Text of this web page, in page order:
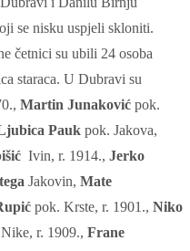
se nisku uspjeli skloniti.
četnici su ubili 24osoba
staraca. U Dubravi su
, Martin Junakovićpok.
Paukpok. Jakova,
Ivin, r. 1914., Jerko
Jakovin, Mate
pok. Krste, r. 1901., Niko
r. 1909., Frane